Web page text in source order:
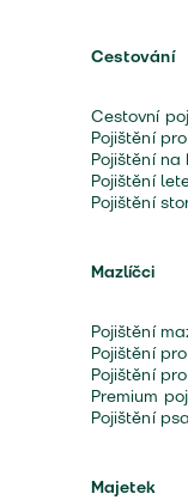
Cestování
Cestovní
Pojištění
Pojištění na
Pojištění
Pojištění
Mazlíčci
Pojištění
Pojištění
Pojištění
Premium
Pojištění
Majetek